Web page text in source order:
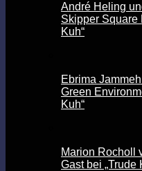
André Heling
Skipper Square
Kuh“
Ebrima
Green
Kuh“
Marion Rocholl
Gast bei „Trude